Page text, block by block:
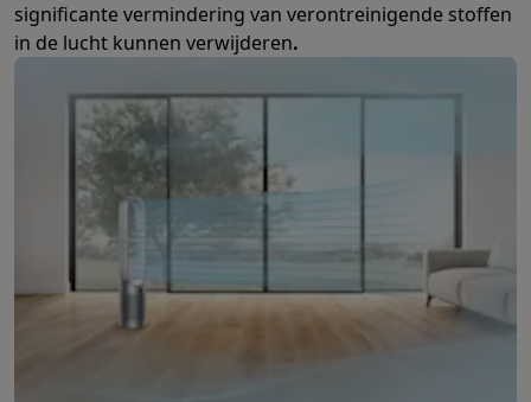
significante vermindering van verontreinigende stoffen
in de lucht kunnen verwijderen.